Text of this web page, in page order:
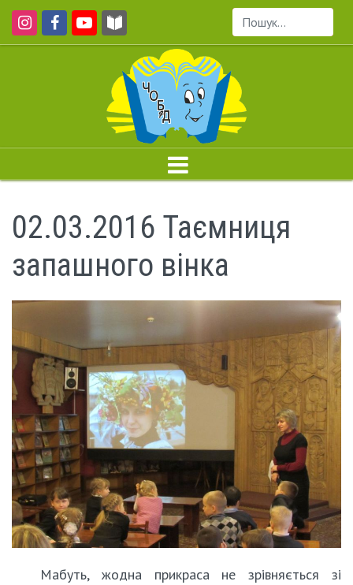
Пошук...
02.03.2016 Таємниця
запашного вінка
Мабуть, жодна прикраса не зрівняється зі